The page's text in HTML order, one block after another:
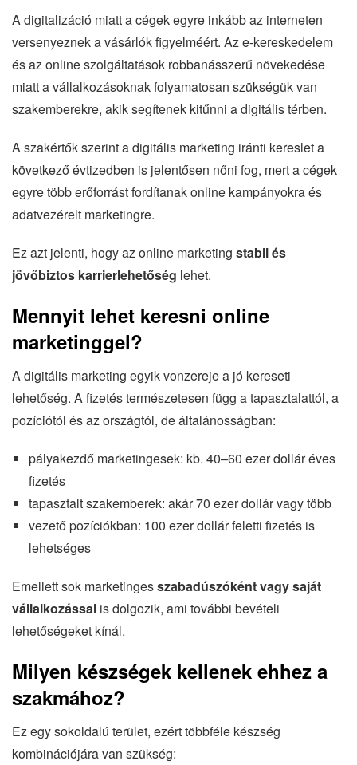
A digitalizáció miatt a cégek egyre inkább az interneten
versenyeznek a vásárlók figyelméért. Az e-kereskedelem
és az online szolgáltatások robbanásszerű növekedése
miatt a vállalkozásoknak folyamatosan szükségük van
szakemberekre, akik segítenek kitűnni a digitális térben.
A szakértők szerint a digitális marketing iránti kereslet a
következő évtizedben is jelentősen nőni fog, mert a cégek
egyre több erőforrást fordítanak online kampányokra és
adatvezérelt marketingre.
Ez azt jelenti, hogy az online marketing stabil és
jövőbiztos karrierlehetőség lehet.
Mennyit lehet keresni online
marketinggel?
A digitális marketing egyik vonzereje a jó kereseti
lehetőség. A fizetés természetesen függ a tapasztalattól, a
pozíciótól és az országtól, de általánosságban:
pályakezdő marketingesek: kb. 40–60 ezer dollár éves
fizetés
tapasztalt szakemberek: akár 70 ezer dollár vagy több
vezető pozíciókban: 100 ezer dollár feletti fizetés is
lehetséges
Emellett sok marketingesszabadúszóként vagy saját
vállalkozással is dolgozik, ami további bevételi
lehetőségeket kínál.
Milyen készségek kellenek ehhez a
szakmához?
Ez egy sokoldalú terület, ezért többféle készség
kombinációjára van szükség: